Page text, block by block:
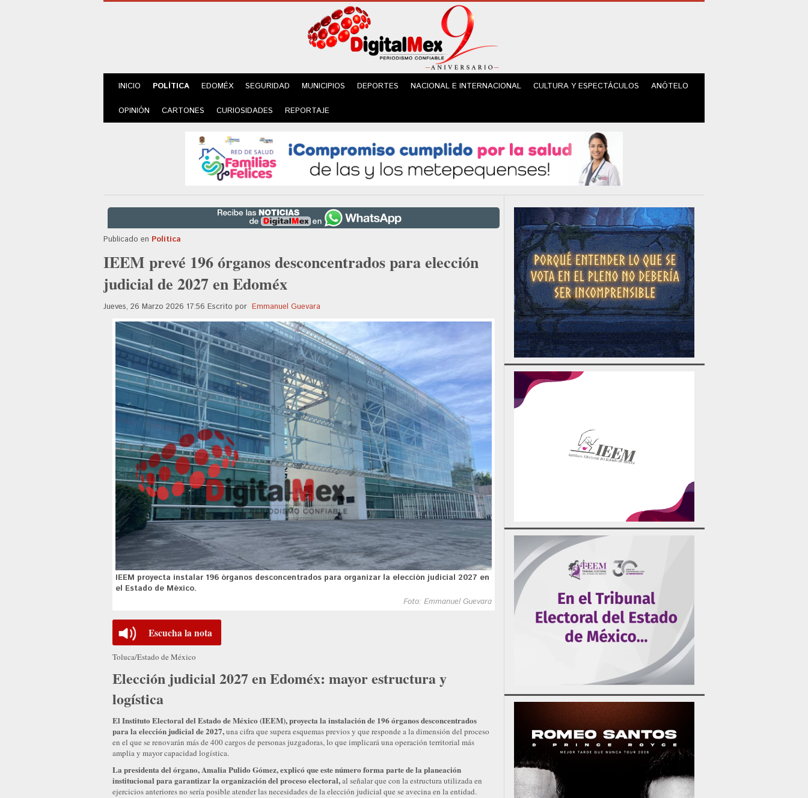
INICIO POLÍTICA EDOMÉX SEGURIDAD MUNICIPIOS DEPORTES NACIONAL E INTERNACIONAL CULTURA Y ESPECTÁCULOS ANÓTELO
OPINIÓN CARTONES CURIOSIDADES REPORTAJE
Publicado en Política
IEEM prevé 196 órganos desconcentrados para elección
judicial de 2027 en Edoméx
Jueves, 26 Marzo 2026 17:56 Escrito por Emmanuel Guevara
IEEM proyecta instalar 196 órganos desconcentrados para organizar la elección judicial 2027 en
el Estado de México.
Foto: Emmanuel Guevara
Escucha la nota
Toluca/Estado de México
Elección judicial 2027 en Edoméx: mayor estructura y
logística
El Instituto Electoral del Estado de México (IEEM), proyecta la instalación de 196 órganos desconcentrados
para la elección judicial de 2027,una cifra que supera esquemas previos y que responde a la dimensión del proceso
en el que se renovarán más de 400 cargos de personas juzgadoras, lo que implicará una operación territorial más
amplia y mayor capacidad logística.
La presidenta del órgano, Amalia Pulido Gómez, explicó que este número forma parte de la planeación
institucional para garantizar la organización del proceso electoral,al señalar que con la estructura utilizada en
ejercicios anteriores no sería posible atender las necesidades de la elección judicial que se avecina en la entidad.